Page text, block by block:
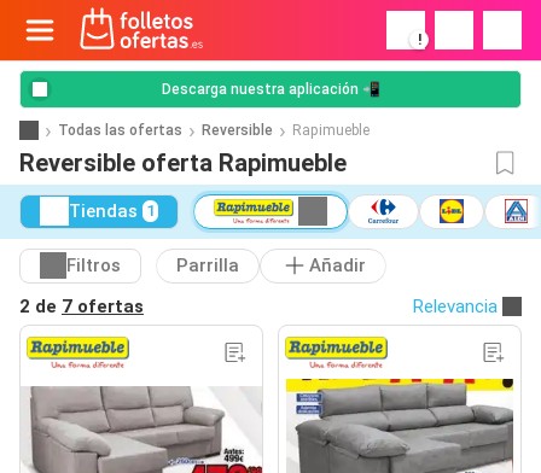
!
Descarga nuestra aplicación 📲
Todas las ofertas Reversible Rapimueble
Reversible oferta Rapimueble
Tiendas 1
Filtros Parrilla
Añadir
2 de 7 ofertas Relevancia